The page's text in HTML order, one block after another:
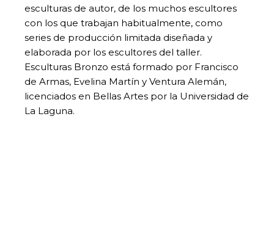
esculturas de autor, de los muchos escultores
con los que trabajan habitualmente, como
series de producción limitada diseñada y
elaborada por los escultores del taller.
Esculturas Bronzo está formado por Francisco
de Armas, Evelina Martín y Ventura Alemán,
licenciados en Bellas Artes por la Universidad de
La Laguna.